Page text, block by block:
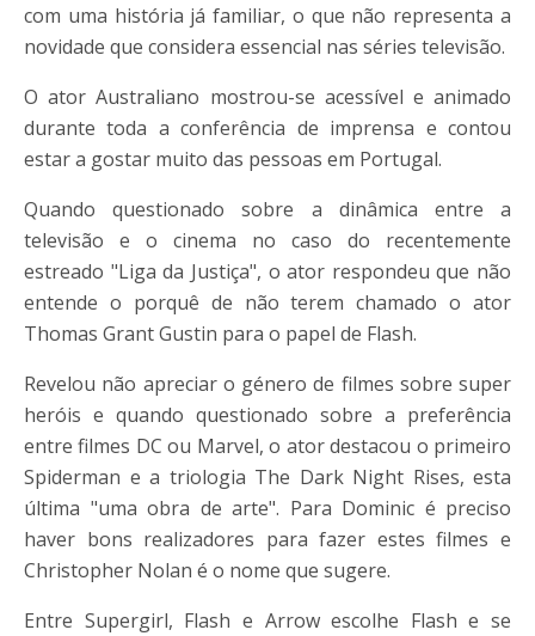
com uma história já familiar, o que não representa a
novidade que considera essencial nas séries televisão.
O ator Australiano mostrou-se acessível e animado
durante toda a conferência de imprensa e contou
estar a gostar muito das pessoas em Portugal.
Quando questionado sobre a dinâmica entre a
televisão e o cinema no caso do recentemente
estreado "Liga da Justiça", o ator respondeu que não
entende o porquê de não terem chamado o ator
Thomas Grant Gustin para o papel de Flash.
Revelou não apreciar o género de filmes sobre super
heróis e quando questionado sobre a preferência
entre filmes DC ou Marvel, o ator destacou o primeiro
Spiderman e a triologia The Dark Night Rises, esta
última "uma obra de arte". Para Dominic é preciso
haver bons realizadores para fazer estes filmes e
Christopher Nolan é o nome que sugere.
Entre Supergirl, Flash e Arrow escolhe Flash e se